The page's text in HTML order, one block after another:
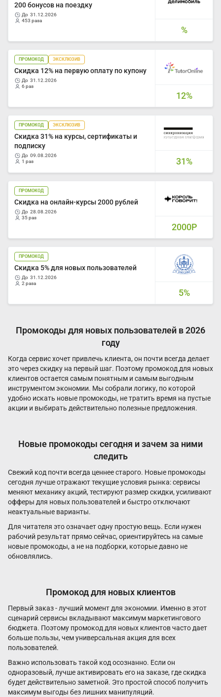
%
200 бонусов на поездку
до 31.12.2026
453 раза
12%
ПРОМОКОД ЭКСКЛЮЗИВ
Скидка 12% на первую оплату по купону
до 31.12.2026
6 раз
31%
ПРОМОКОД ЭКСКЛЮЗИВ
Скидка 31% на курсы, сертификаты и
подписку
до 09.08.2026
1 раз
2000Р
ПРОМОКОД
Скидка на онлайн-курсы 2000 рублей
до 28.08.2026
35 раз
5%
ПРОМОКОД
Скидка 5% для новых пользователей
до 31.12.2026
2 раза
Промокоды для новых пользователей в 2026
году
Когда сервис хочет привлечь клиента, он почти всегда делает
это через скидку на первый шаг. Поэтому промокод для новых
клиентов остается самым понятным и самым выгодным
инструментом экономии. Мы собрали логику, по которой
удобно искать новые промокоды, не тратить время на пустые
акции и выбирать действительно полезные предложения.
Новые промокоды сегодня и зачем за ними
следить
Свежий код почти всегда ценнее старого. Новые промокоды
сегодня лучше отражают текущие условия рынка: сервисы
меняют механику акций, тестируют размер скидки, усиливают
офферы для новых пользователей и быстро отключают
неактуальные варианты.
Для читателя это означает одну простую вещь. Если нужен
рабочий результат прямо сейчас, ориентируйтесь на самые
новые промокоды, а не на подборки, которые давно не
обновлялись.
Промокод для новых клиентов
Первый заказ - лучший момент для экономии. Именно в этот
сценарий сервисы вкладывают максимум маркетингового
бюджета. Поэтому промокод для новых клиентов часто дает
больше пользы, чем универсальная акция для всех
пользователей.
Важно использовать такой код осознанно. Если он
одноразовый, лучше активировать его на заказе, где скидка
будет действительно заметной. Это простой способ получить
максимум выгоды без лишних манипуляций.